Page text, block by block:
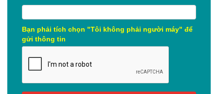
Bạn phải tích chọn "Tôi không phải người máy" để
gửi thông tin